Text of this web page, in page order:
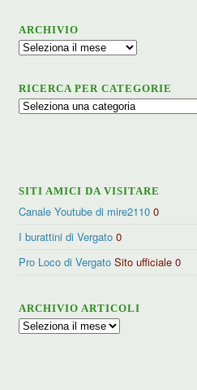
ARCHIVIO
Archivio
RICERCA PER CATEGORIE
Ricerca
SITI AMICI DA VISITARE
Canale Youtube di mire2110 0
I burattini di Vergato 0
Pro Loco di Vergato Sito ufficiale 0
ARCHIVIO ARTICOLI
Archivio